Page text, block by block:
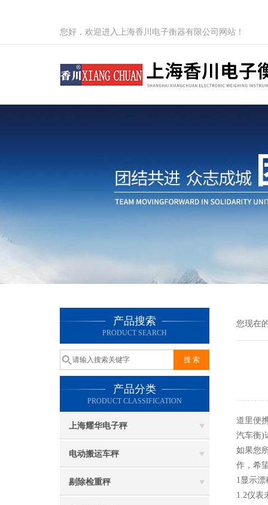
您好，欢迎进入上海香川电子衡器有限公司网站！
产品搜索
PRODUCT SEARCH
产品分类
PRODUCT CLASSIFICATION
上海耀华电子秤
电动搬运车秤
剔除检重秤
您现在
道里便
汽车衡)
如果您
作，希
1显示
1.2仪表